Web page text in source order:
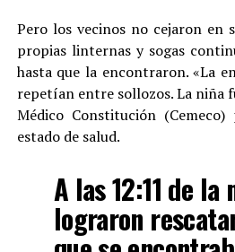
Pero los vecinos no cejaron en
propias linternas y sogas
hasta que la encontraron. «La
repetían entre sollozos. La niña
Médico Constitución
estado de salud.
A las 12:11 de la
lograron